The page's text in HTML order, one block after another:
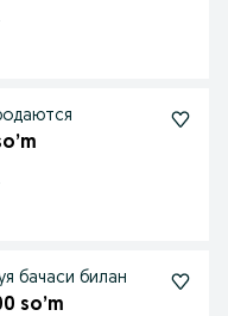
бачаси билан
so’m